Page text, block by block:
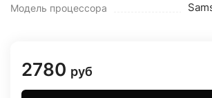
Модель процессора
2780 руб